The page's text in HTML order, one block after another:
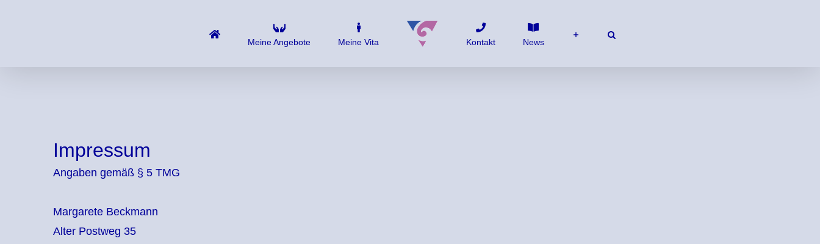
Meine Angebote Meine Vita Kontakt News
Impressum
Angaben gemäß § 5 TMG
Margarete Beckmann
Alter Postweg 35